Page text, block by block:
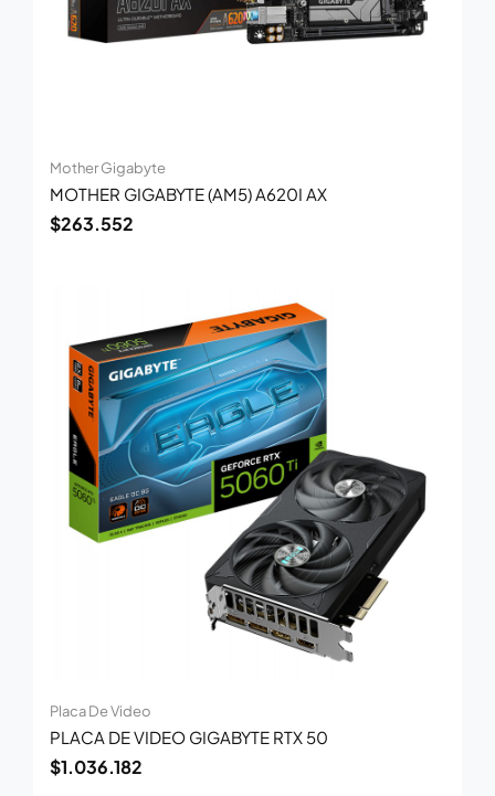
Mother Gigabyte
MOTHER GIGABYTE (AM5) A620I AX
$263.552
Placa De Video
PLACA DE VIDEO GIGABYTE RTX 50
$1.036.182